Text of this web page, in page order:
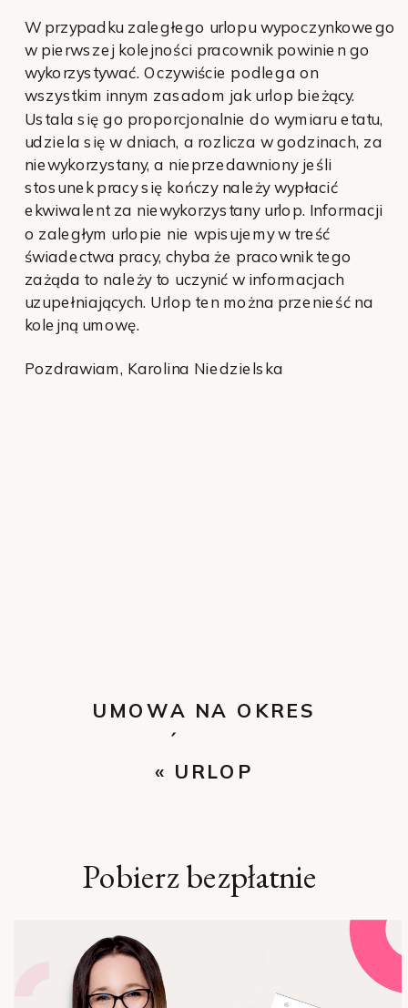
W przypadku zaległego urlopu wypoczynkowego
w pierwszej kolejności pracownik powinien go
wykorzystywać. Oczywiście podlega on
wszystkim innym zasadom jak urlop bieżący.
Ustala się go proporcjonalnie do wymiaru etatu,
udziela się w dniach, a rozlicza w godzinach, za
niewykorzystany, a nieprzedawniony jeśli
stosunek pracy się kończy należy wypłacić
ekwiwalent za niewykorzystany urlop. Informacji
o zaległym urlopie nie wpisujemy w treść
świadectwa pracy, chyba że pracownik tego
zażąda to należy to uczynić w informacjach
uzupełniających. Urlop ten można przenieść na
kolejną umowę.
Pozdrawiam, Karolina Niedzielska
UMOWA NA OKRES
PRÓBNY PO
ZMIANACH
« URLOP
Pobierz bezpłatnie